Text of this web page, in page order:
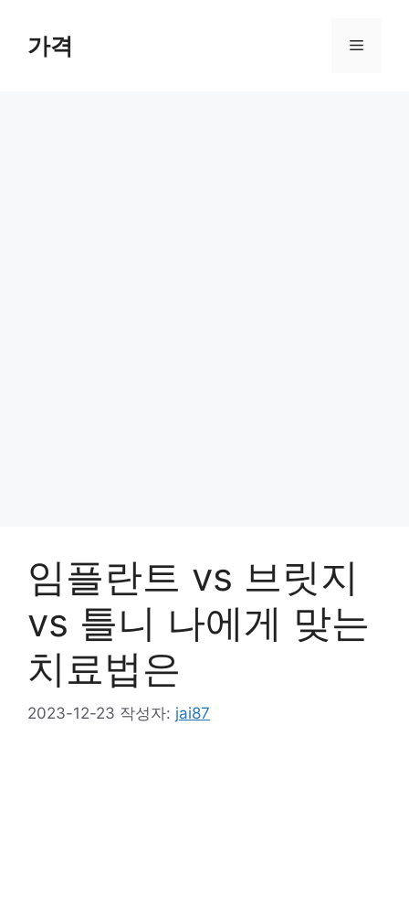
가격 메
임플란트 vs 브릿지
vs 틀니 나에게 맞는
치료법은
2023-12-23 작성자: jai87